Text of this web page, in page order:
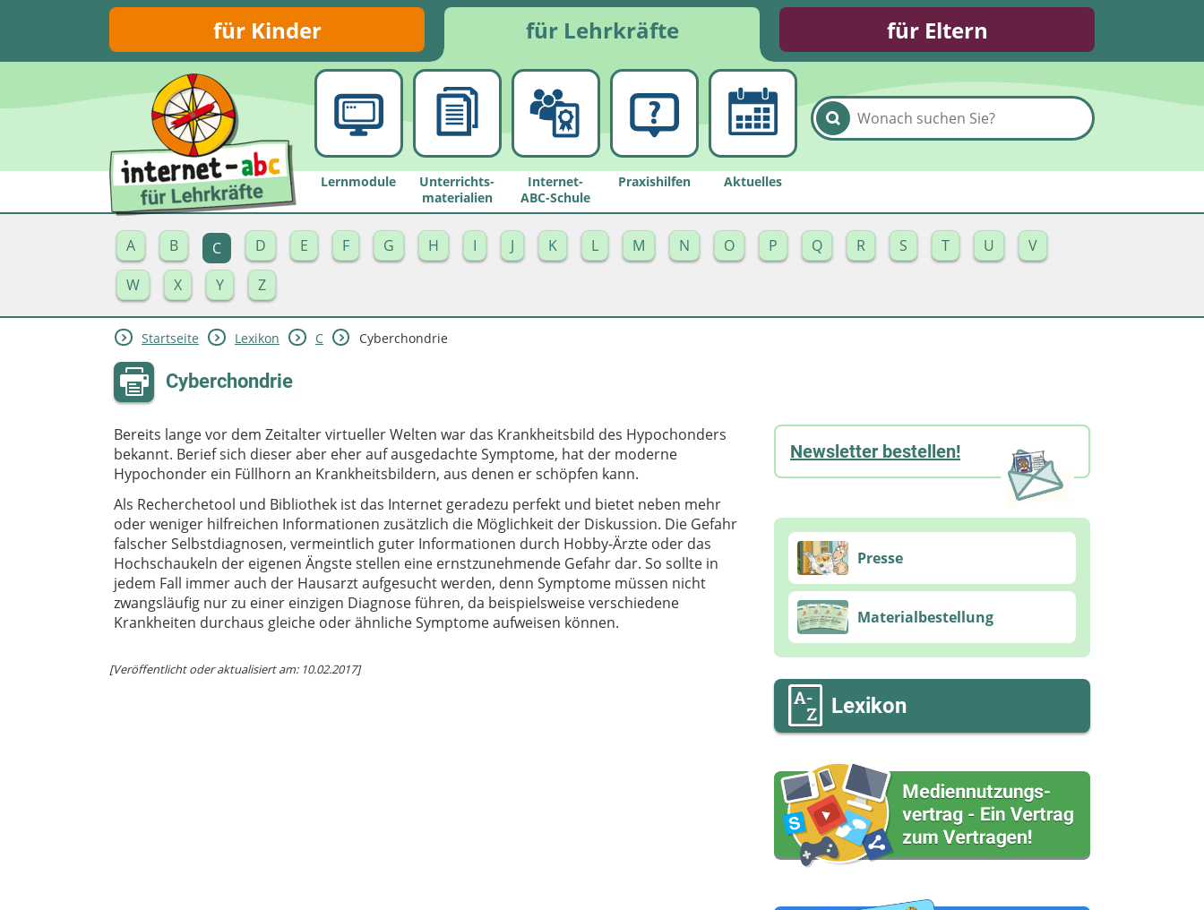
für Kinder für Lehrkräfte für Eltern
Lernmodule
Unterrichts­
materialien
Internet-
ABC-Schule
Praxishilfen Aktuelles
A B C D E F G H I J K L M N O P Q R S T U
V
W
X Y Z
Startseite Lexikon C Cyberchondrie
Cyberchondrie
Bereits lange vor dem Zeitalter virtueller Welten war das Krankheitsbild des Hypochonders
bekannt. Berief sich dieser aber eher auf ausgedachte Symptome, hat der moderne
Hypochonder ein Füllhorn an Krankheitsbildern, aus denen er schöpfen kann.
Als Recherchetool und Bibliothek ist das Internet geradezu perfekt und bietet neben mehr
oder weniger hilfreichen Informationen zusätzlich die Möglichkeit der Diskussion. Die Gefahr
falscher Selbstdiagnosen, vermeintlich guter Informationen durch Hobby-Ärzte oder das
Hochschaukeln der eigenen Ängste stellen eine ernstzunehmende Gefahr dar. So sollte in
jedem Fall immer auch der Hausarzt aufgesucht werden, denn Symptome müssen nicht
zwangsläufig nur zu einer einzigen Diagnose führen, da beispielsweise verschiedene
Krankheiten durchaus gleiche oder ähnliche Symptome aufweisen können.
[Veröffentlicht oder aktualisiert am: 10.02.2017]
Newsletter bestellen!
Presse
Materialbestellung
Lexikon